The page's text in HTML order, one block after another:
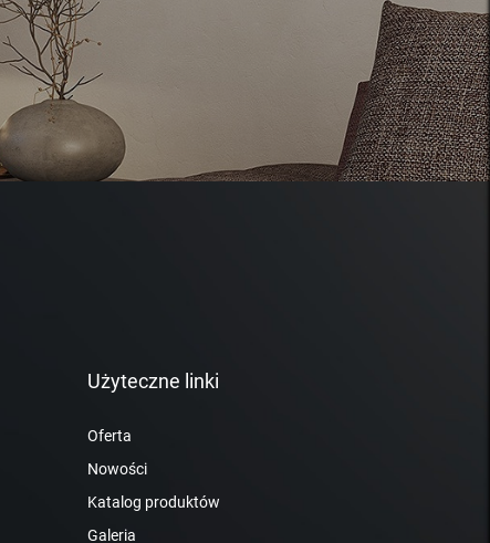
Użyteczne linki
Oferta
Nowości
Katalog produktów
Galeria